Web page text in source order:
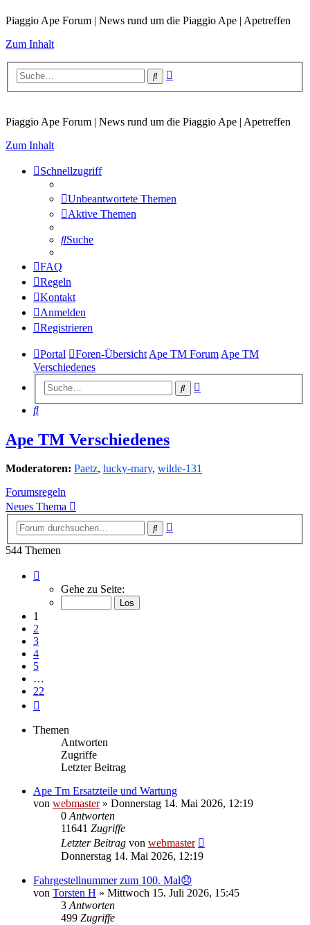
Piaggio Ape Forum | News rund um die Piaggio Ape | Apetreffen
Zum Inhalt
Suche
Piaggio Ape Forum | News rund um die Piaggio Ape | Apetreffen
Zum Inhalt
Schnellzugriff
Unbeantwortete Themen
Aktive Themen
Suche
FAQ
Regeln
Kontakt
Anmelden
Registrieren
Portal Foren-Übersicht Ape TM Forum Ape TM
Verschiedenes
Suche
Suche
Ape TM Verschiedenes
Moderatoren: Paetz, lucky-mary, wilde-131
Forumsregeln
Neues Thema
Suche
544 Themen
von
Gehe zu Seite:
1
2
3
4
5
…
22
Themen
Antworten
Zugriffe
Letzter Beitrag
Ape Tm Ersatzteile und Wartung
von webmaster» Donnerstag 14. Mai 2026, 12:19
0 Antworten
11641 Zugriffe
Letzter Beitrag von webmaster
Donnerstag 14. Mai 2026, 12:19
Fahrgestellnummer zum 100. Mal😞
von Torsten H » Mittwoch 15. Juli 2026, 15:45
3 Antworten
499 Zugriffe